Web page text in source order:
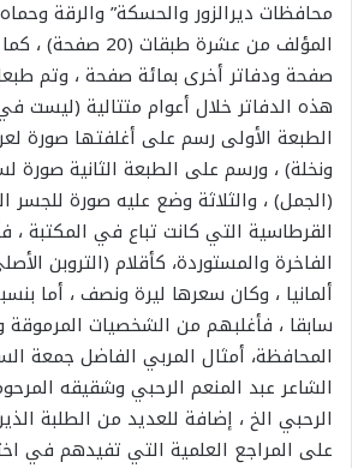
المؤلف من عشرة
صفحة ودفاتر أخرى بمائة صفحة ، وتم
هذه الدفاتر خلال أعوام متتالية (ليست
الطبعة الأولى رسم على أغلفتها صورة
ونخلة) ، ورسم على الطبعة الثانية صورة
(الجمل) ، والثلاثة وضع عليه صورة للجسر
القرطاسية التي كانت تباع في المكتبة ،
الفاخرة والمستوردة، كأقلام (التروبن
ألمانيا ، وكان سعرها ليرة ونصف ، أما
سابقا ، فأغلبهم من الشخصيات
المحافظة، أمثال المربي الفاضل جمعة
الشاعر عبد المنعم الرحبي وشقيقه
الرحبي الخ ، إضافة للعديد من الطلبة
على المراجع العلمية التي تفيدهم في